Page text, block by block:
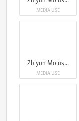
MEDIA USE
Zhiyun Molus G300
MEDIA USE